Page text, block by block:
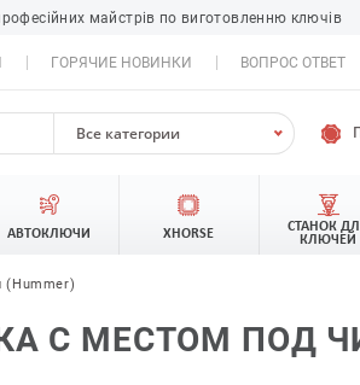
майстрів по виготовленню ключів
ГОРЯЧИЕ НОВИНКИ ВОПРОС ОТВЕТ
Все категории
АВТОКЛЮЧИ XHORSE
СТАНОК
КЛЮЧЕЙ
(Hummer)
С МЕСТОМ ПОД